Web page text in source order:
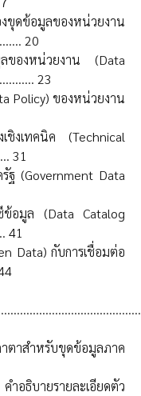
อมูลของหน่วยงาน
20
น่วยงาน (Data
23
Policy) ของหน่วยงาน
ทคนิค (Technical
31
(Government Data
มูล (Data Catalog
41
Data) กับการเชื่อมต่อ
ตาสำหรับขุดข้อมูลภาค
ยละเอียดตัว